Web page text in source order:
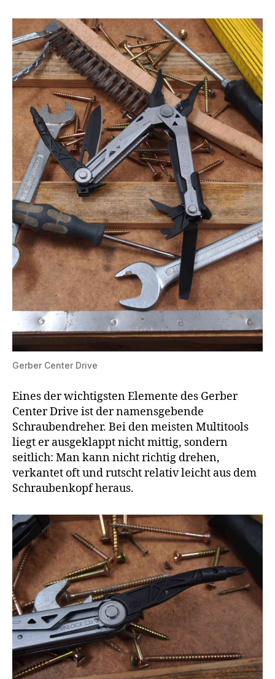
Gerber Center Drive
Eines der wichtigsten Elemente des Gerber
Center Drive ist der namensgebende
Schraubendreher. Bei den meisten Multitools
liegt er ausgeklappt nicht mittig, sondern
seitlich: Man kann nicht richtig drehen,
verkantet oft und rutscht relativ leicht aus dem
Schraubenkopf heraus.